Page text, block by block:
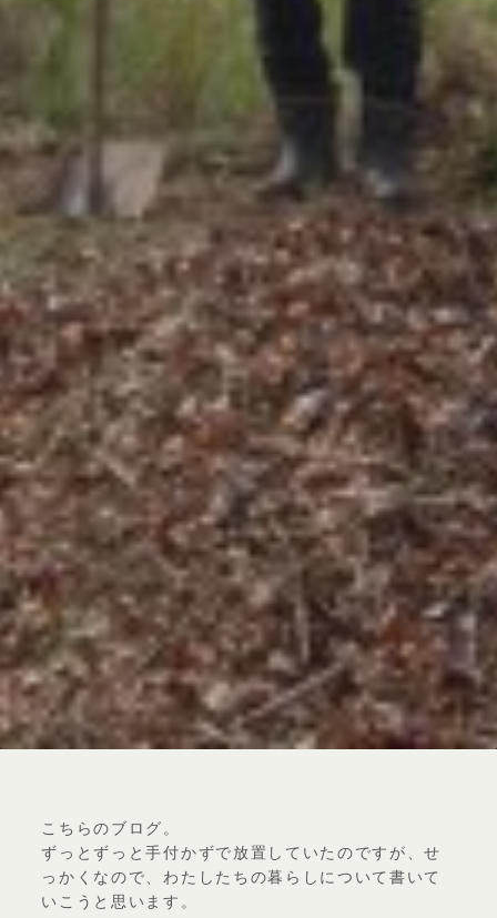
こちらのブログ。
ずっとずっと手付かずで放置していたのですが、せ
っかくなので、わたしたちの暮らしについて書いて
いこうと思います。